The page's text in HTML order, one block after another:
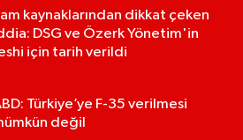
kaynaklarından dikkat çeken
DSG ve Özerk Yönetim'in
için tarih verildi
Türkiye’ye F-35 verilmesi
değil